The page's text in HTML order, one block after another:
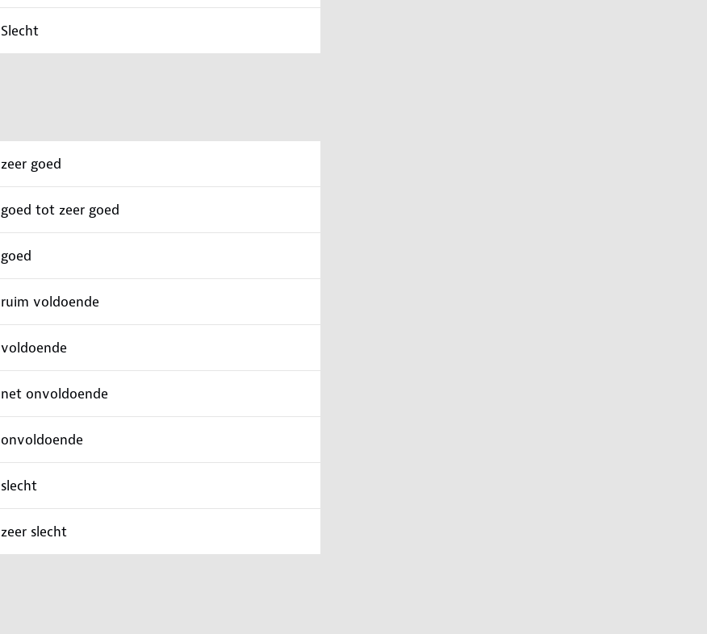
Slecht
zeer goed
goed tot zeer goed
goed
ruim voldoende
voldoende
net onvoldoende
onvoldoende
slecht
zeer slecht